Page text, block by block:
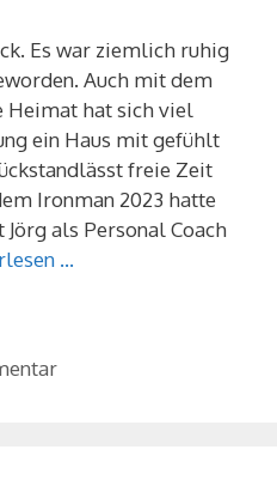
Es war ziemlich ruhig
Auch mit dem
Heimat hat sich viel
ein Haus mit gefühlt
freie Zeit
Ironman 2023 hatte
als Personal Coach
…